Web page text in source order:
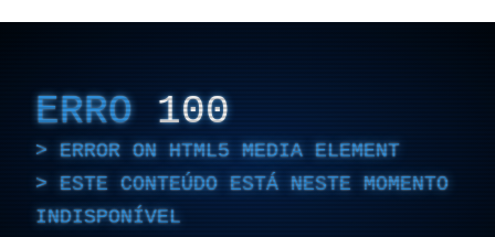
ERRO 100
ERROR ON HTML5 MEDIA ELEMENT
ESTE CONTEÚDO ESTÁ NESTE MOMENTO
INDISPONÍVEL